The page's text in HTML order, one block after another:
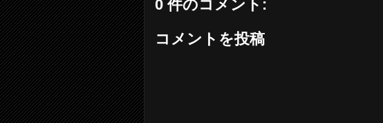
0 件のコメント:
コメントを投稿